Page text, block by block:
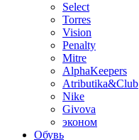
Select
Torres
Vision
Penalty
Mitre
AlphaKeepers
Atributika&Club
Nike
Givova
эконом
Обувь